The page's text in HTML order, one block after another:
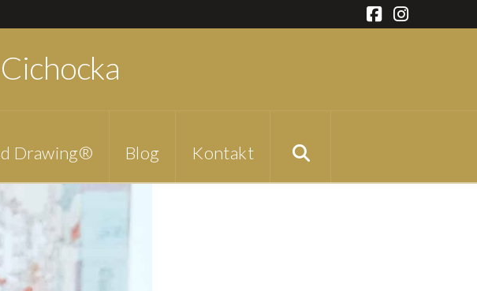
Facebook
Drawing® Blog Kontakt